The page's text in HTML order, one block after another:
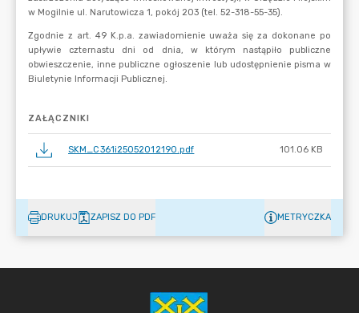
ZAŁĄCZNIKI
SKM_C361i25052012190.pdf 101.06 KB
DRUKUJ ZAPISZ DO PDF METRYCZKA